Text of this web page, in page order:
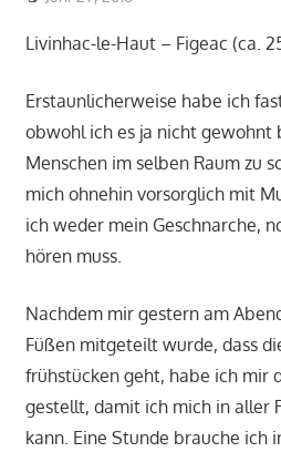
Livinhac-le-Haut – Figeac (ca.
Erstaunlicherweise habe ich
obwohl ich es ja nicht gewohnt
Menschen im selben Raum zu
mich ohnehin vorsorglich mit
ich weder mein Geschnarche,
hören muss.
Nachdem mir gestern am
Füßen mitgeteilt wurde, dass
frühstücken geht, habe ich mir
gestellt, damit ich mich in aller
kann. Eine Stunde brauche ich